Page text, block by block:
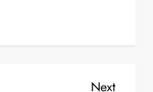
Next
Next